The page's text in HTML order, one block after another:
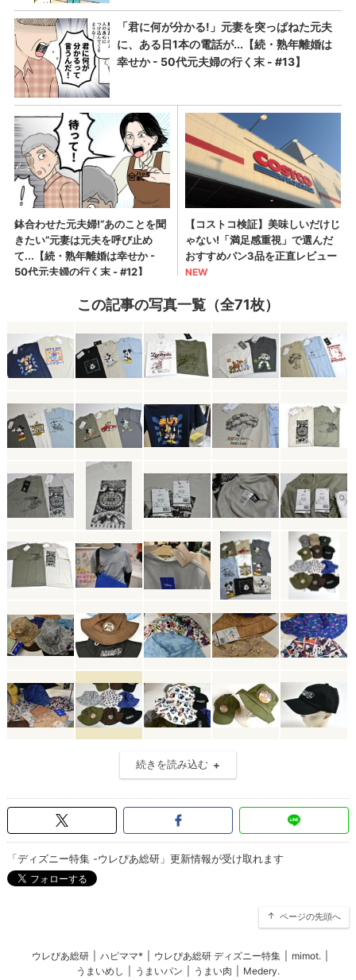
この記事の写真一覧（全71枚）
続きを読み込む
「ディズニー特集 -ウレぴあ総研」更新情報が受け取れます
ページの先頭へ
ウレぴあ総研 ハピママ* ウレぴあ総研 ディズニー特集 mimot.
うまいめし
うまいパン うまい肉 Medery.